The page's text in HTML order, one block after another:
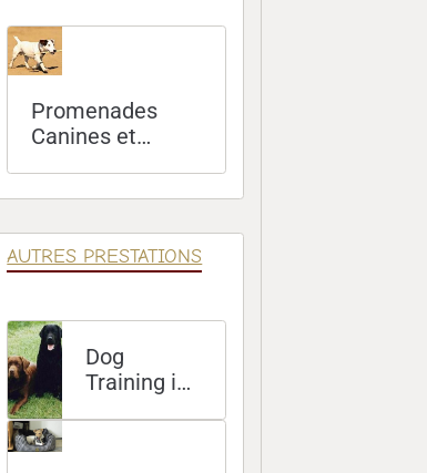
Promenades
Canines et
AUTRES PRESTATIONS
Dog
Training in